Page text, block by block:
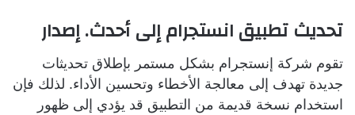
تحديث تطبيق انستجرام إلى أحدث. إصدار
تقوم شركة إنستجرام بشكل مستمر بإطلاق تحديثات
جديدة تهدف إلى معالجة الأخطاء وتحسين الأداء. لذلك فإن
استخدام نسخة قديمة من التطبيق قد يؤدي إلى ظهور